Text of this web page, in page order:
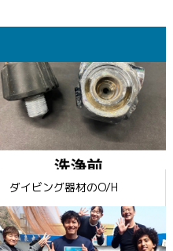
ダイビング器材のO/H